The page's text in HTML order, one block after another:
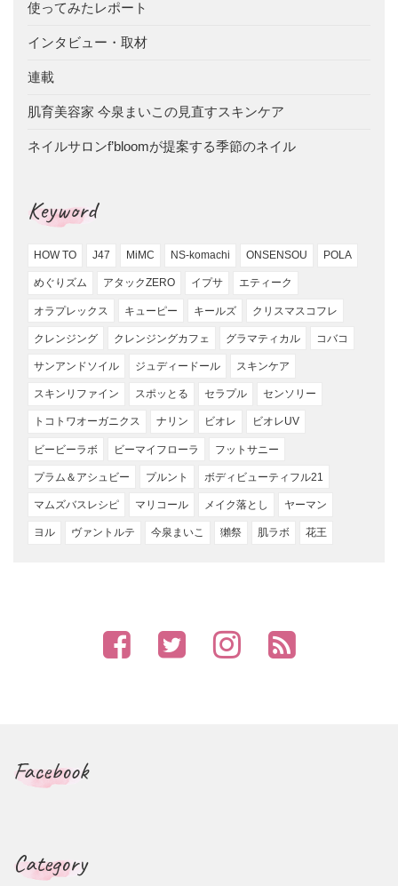
使ってみたレポート
インタビュー・取材
連載
肌育美容家 今泉まいこの見直すスキンケア
ネイルサロンf’bloomが提案する季節のネイル
Keyword
HOW TO J47 MiMC NS-komachi ONSENSOU POLA
めぐりズム アタックZERO イプサ エティーク
オラプレックス キューピー キールズ クリスマスコフレ
クレンジング クレンジングカフェ グラマティカル コバコ
サンアンドソイル ジュディードール スキンケア
スキンリファイン スポッとる セラプル センソリー
トコトワオーガニクス ナリン ビオレ ビオレUV
ビービーラボ ビーマイフローラ フットサニー
プラム＆アシュビー プルント ボディビューティフル21
マムズバスレシピ マリコール メイク落とし ヤーマン
ヨル ヴァントルテ 今泉まいこ 獺祭 肌ラボ 花王
Facebook
Category